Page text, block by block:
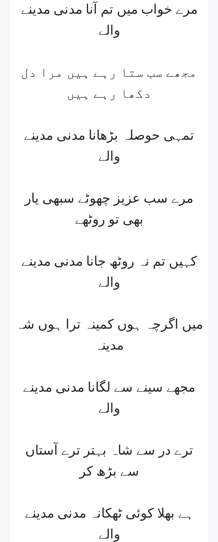
مرے خواب میں تم آنا مدنی مدینے
والے
مجھے سب ستا رہے ہیں مرا دل
دکھا رہے ہیں
تمہی حوصلہ بڑھانا مدنی مدینے
والے
مرے سب عزیز چھوٹے سبھی یار
بھی تو روٹھے
کہیں تم نہ روٹھ جانا مدنی مدینے
والے
میں اگرچہ ہوں کمینہ ترا ہوں شہ
مدینہ
مجھے سینے سے لگانا مدنی مدینے
والے
ترے در سے شاہ بہتر ترے آستاں
سے بڑھ کر
ہے بھلا کوئی ٹھکانہ مدنی مدینے
والے